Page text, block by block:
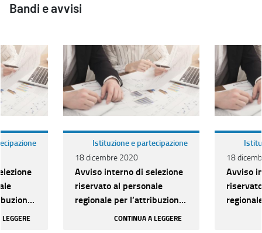
Bandi e avvisi
Istituzione e partecipazione
18 dicembre 2020
Avviso interno di selezione
riservato al personale
regionale per l’attribuzione
delle progressioniCONTINUA A LEGGERE
18
Avviso